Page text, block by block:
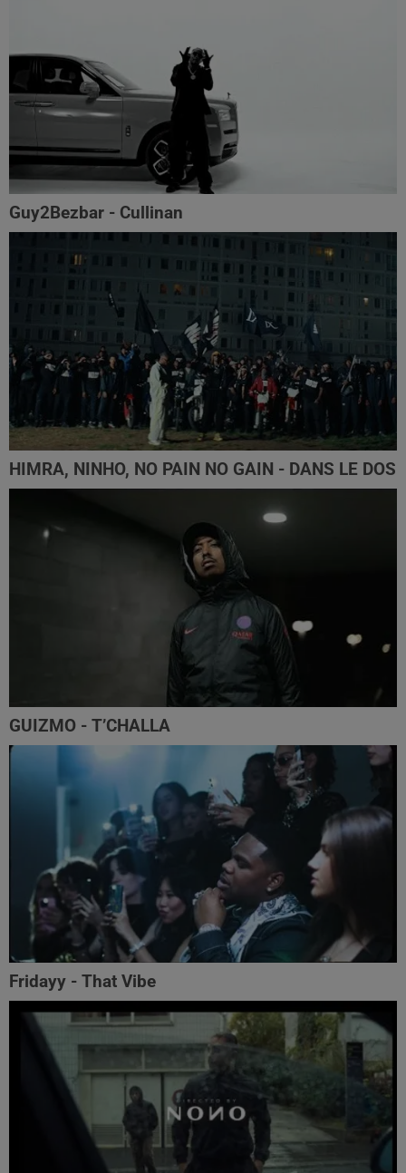
Guy2Bezbar - Cullinan
HIMRA, NINHO, NO PAIN NO GAIN - DANS LE DOS
GUIZMO - T’CHALLA
Fridayy - That Vibe